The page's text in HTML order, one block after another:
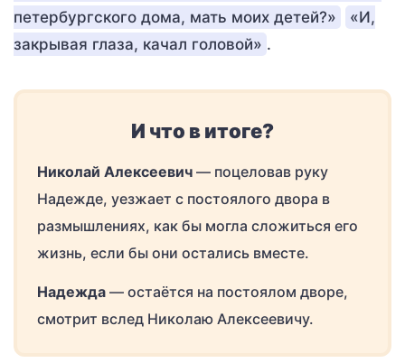
петербургского дома, мать моих детей?»
«И,
закрывая глаза, качал головой» .
И что в итоге?
Николай Алексеевич — поцеловав руку
Надежде, уезжает с постоялого двора в
размышлениях, как бы могла сложиться его
жизнь, если бы они остались вместе.
Надежда — остаётся на постоялом дворе,
смотрит вслед Николаю Алексеевичу.